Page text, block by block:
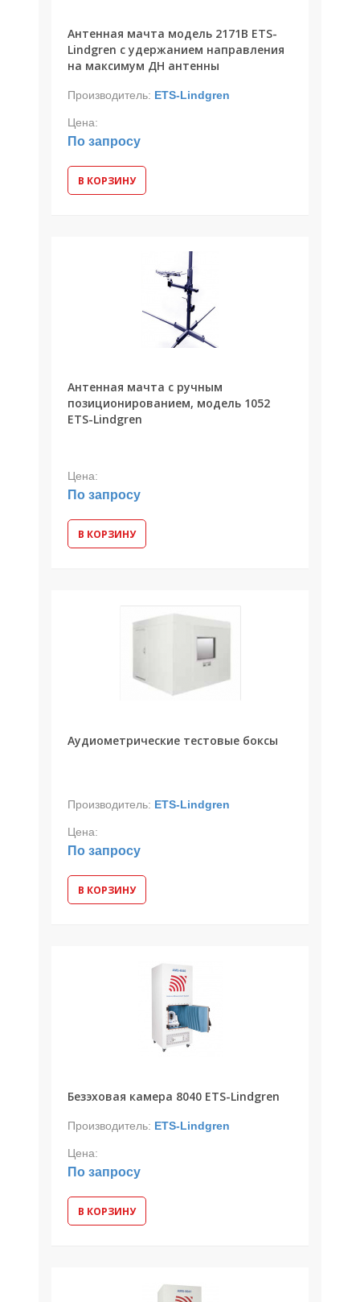
Антенная мачта модель 2171B ETS-
Lindgren с удержанием направления
на максимум ДН антенны
Производитель: ETS-Lindgren
Цена:
По запросу
В КОРЗИНУ
Антенная мачта с ручным
позиционированием, модель 1052
ETS-Lindgren
Цена:
По запросу
В КОРЗИНУ
Аудиометрические тестовые боксы
Производитель: ETS-Lindgren
Цена:
По запросу
В КОРЗИНУ
Безэховая камера 8040 ETS-Lindgren
Производитель: ETS-Lindgren
Цена:
По запросу
В КОРЗИНУ